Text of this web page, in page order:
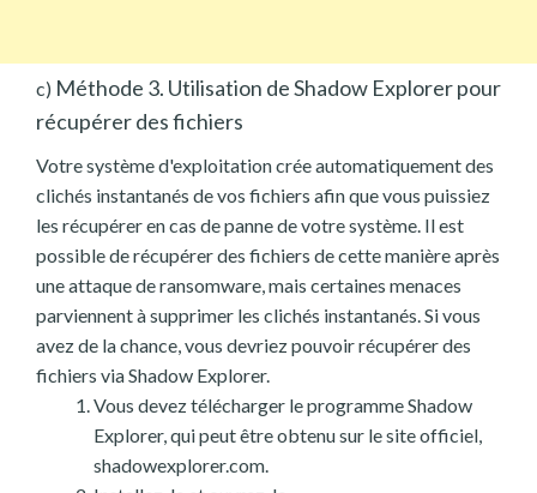
c) Méthode 3. Utilisation de Shadow Explorer pour
récupérer des fichiers
Votre système d'exploitation crée automatiquement des
clichés instantanés de vos fichiers afin que vous puissiez
les récupérer en cas de panne de votre système. Il est
possible de récupérer des fichiers de cette manière après
une attaque de ransomware, mais certaines menaces
parviennent à supprimer les clichés instantanés. Si vous
avez de la chance, vous devriez pouvoir récupérer des
fichiers via Shadow Explorer.
Vous devez télécharger le programme Shadow
Explorer, qui peut être obtenu sur le site officiel,
shadowexplorer.com.